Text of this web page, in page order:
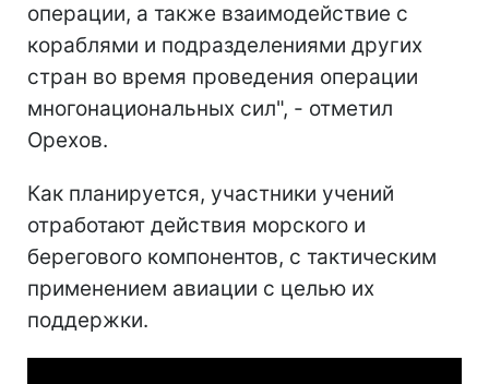
операции, а также взаимодействие с
кораблями и подразделениями других
стран во время проведения операции
многонациональных сил", - отметил
Орехов.
Как планируется, участники учений
отработают действия морского и
берегового компонентов, с тактическим
применением авиации с целью их
поддержки.